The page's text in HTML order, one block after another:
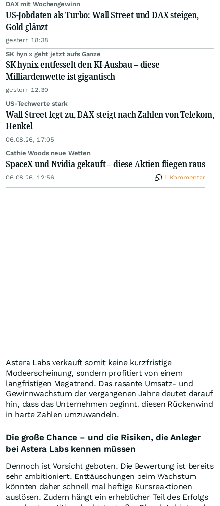
DAX mit Wochengewinn
US-Jobdaten als Turbo: Wall Street und DAX steigen,
Gold glänzt
gestern 18:38
SK hynix geht jetzt aufs Ganze
SK hynix entfesselt den KI-Ausbau – diese
Milliardenwette ist gigantisch
gestern 12:30
US-Techwerte stark
Wall Street legt zu, DAX steigt nach Zahlen von Telekom,
Henkel
06.08.26, 17:05
Cathie Woods neue Wetten
SpaceX und Nvidia gekauft – diese Aktien fliegen raus
06.08.26, 12:56 1 Kommentar
Astera Labs verkauft somit keine kurzfristige
Modeerscheinung, sondern profitiert von einem
langfristigen Megatrend. Das rasante Umsatz- und
Gewinnwachstum der vergangenen Jahre deutet darauf
hin, dass das Unternehmen beginnt, diesen Rückenwind
in harte Zahlen umzuwandeln.
Die große Chance – und die Risiken, die Anleger
bei Astera Labs kennen müssen
Dennoch ist Vorsicht geboten. Die Bewertung ist bereits
sehr ambitioniert. Enttäuschungen beim Wachstum
könnten daher schnell mal heftige Kursreaktionen
auslösen. Zudem hängt ein erheblicher Teil des Erfolgs